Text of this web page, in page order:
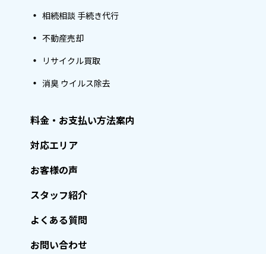
相続相談 手続き代行
不動産売却
リサイクル買取
消臭 ウイルス除去
料金・お支払い方法案内
対応エリア
お客様の声
スタッフ紹介
よくある質問
お問い合わせ